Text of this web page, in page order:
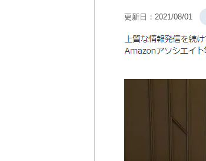
更新日： 2021/08/01